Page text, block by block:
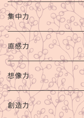
集中力
直感力
想像力
創造力